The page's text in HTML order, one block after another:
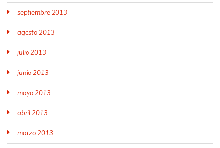
septiembre 2013
agosto 2013
julio 2013
junio 2013
mayo 2013
abril 2013
marzo 2013